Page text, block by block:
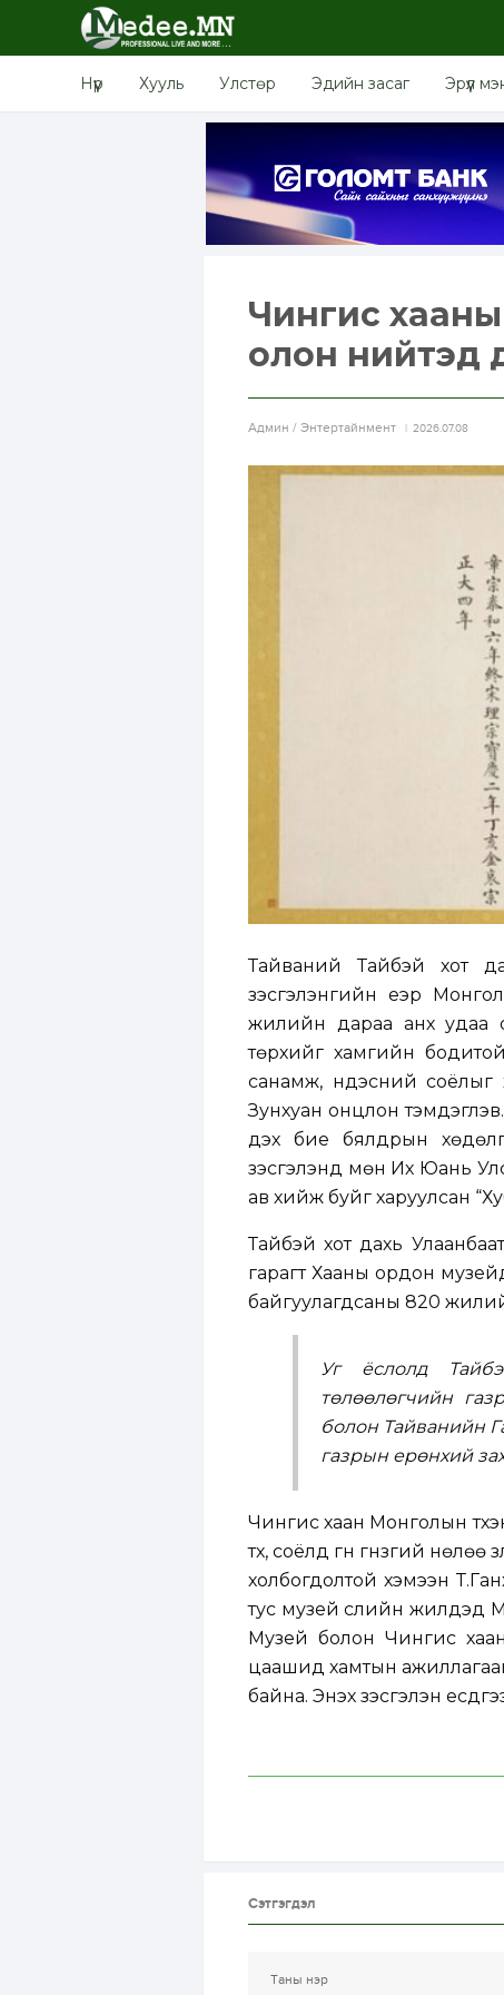
Нүүр Хууль Улстөр Эдийн засаг Эрүүл
Чингис
олон нийтэд
Aдмин / Энтертайнмент 2026.07.08
Тайваний Тайбэй хот
үзэсгэлэнгийн үеэр
жилийн дараа анх удаа
төрхийг хамгийн
санамж, үндэсний
Зунхуан онцлон
дэх бие бялдрын
үзэсгэлэнд мөн Их Юань
ав хийж буйг харуулсан
Тайбэй хот дахь
гарагт Хааны ордон
байгуулагдсаны 820
Уг ёслолд
төлөөлөгчийн
болон Тайванийн
газрын ерөнхий
Чингис хаан Монголын
түүх, соёлд гүн гүнзгий
холбогдолтой хэмээн
тус музей сүүлийн
Музей болон Чингис
цаашид хамтын
байна. Энэхүү үзэсгэлэн
Сэтгэгдэл